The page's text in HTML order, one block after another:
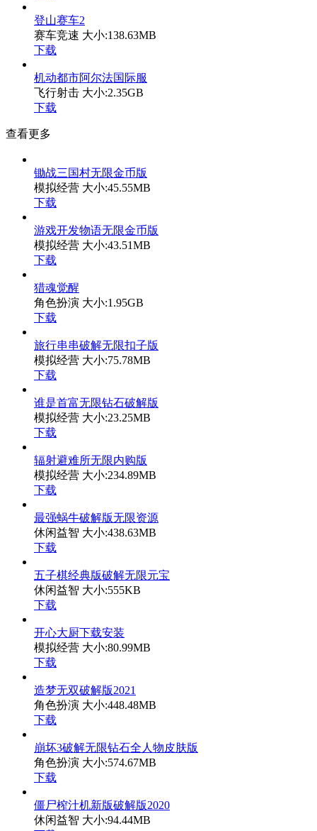
登山赛车2
赛车竞速 大小:138.63MB
下载
机动都市阿尔法国际服
飞行射击 大小:2.35GB
下载
查看更多
锄战三国村无限金币版
模拟经营 大小:45.55MB
下载
游戏开发物语无限金币版
模拟经营 大小:43.51MB
下载
猎魂觉醒
角色扮演 大小:1.95GB
下载
旅行串串破解无限扣子版
模拟经营 大小:75.78MB
下载
谁是首富无限钻石破解版
模拟经营 大小:23.25MB
下载
辐射避难所无限内购版
模拟经营 大小:234.89MB
下载
最强蜗牛破解版无限资源
休闲益智 大小:438.63MB
下载
五子棋经典版破解无限元宝
休闲益智 大小:555KB
下载
开心大厨下载安装
模拟经营 大小:80.99MB
下载
造梦无双破解版2021
角色扮演 大小:448.48MB
下载
崩坏3破解无限钻石全人物皮肤版
角色扮演 大小:574.67MB
下载
僵尸榨汁机新版破解版2020
休闲益智 大小:94.44MB